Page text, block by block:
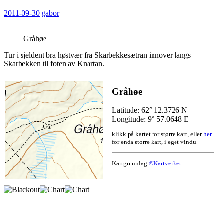
2011-09-30 gabor
Gråhøe
Tur i sjeldent bra høstvær fra Skarbekkesætran innover langs
Skarbekken til foten av Knartan.
Gråhøe
Latitude: 62° 12.3726 N
Longitude: 9° 57.0648 E
klikk på kartet for større kart, ellerher
for enda større kart, i eget vindu.
Kartgrunnlag ©Kartverket.